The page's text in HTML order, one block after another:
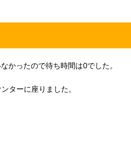
かったので待ち時間は0でした。
ターに座りました。